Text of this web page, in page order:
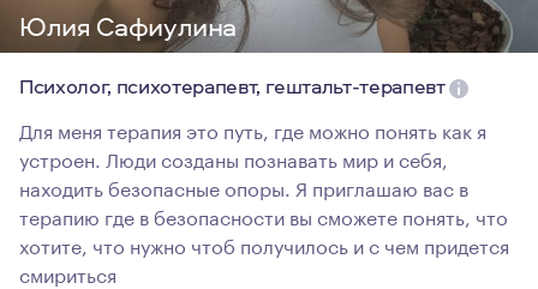
Юлия Сафиулина
Психолог, психотерапевт, гештальт-терапевт
Для меня терапия это путь, где можно понять как я
устроен. Люди созданы познавать мир и себя,
находить безопасные опоры. Я приглашаю вас в
терапию где в безопасности вы сможете понять, что
хотите, что нужно чтоб получилось и с чем придется
смириться